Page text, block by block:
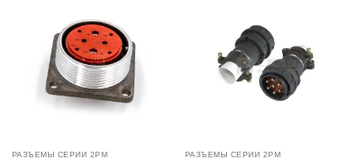
РАЗЪЕМЫ СЕРИИ 2PM РАЗЪЕМЫ СЕРИИ 2PM